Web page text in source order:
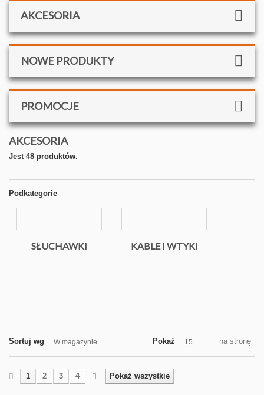
AKCESORIA
NOWE PRODUKTY
PROMOCJE
AKCESORIA
Jest 48 produktów.
Podkategorie
SŁUCHAWKI KABLE I WTYKI
Sortuj wg W magazynie Pokaż 15 na stronę
Pokaż wszystkie
1 2 3 4